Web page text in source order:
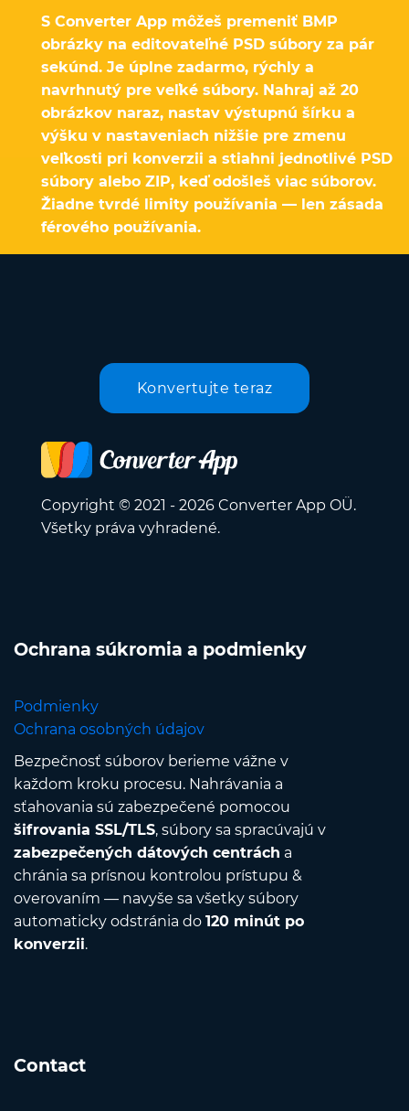
S Converter App môžeš premeniť BMP
obrázky na editovateľné PSD súbory za pár
sekúnd. Je úplne zadarmo, rýchly a
navrhnutý pre veľké súbory. Nahraj až 20
obrázkov naraz, nastav výstupnú šírku a
výšku v nastaveniach nižšie pre zmenu
veľkosti pri konverzii a stiahni jednotlivé PSD
súbory alebo ZIP, keď odošleš viac súborov.
Žiadne tvrdé limity používania — len zásada
férového používania.
Konvertujte teraz
Copyright © 2021 - 2026 Converter App OÜ.
Všetky práva vyhradené.
Ochrana súkromia a podmienky
Podmienky
Ochrana osobných údajov
Bezpečnosť súborov berieme vážne v
každom kroku procesu. Nahrávania a
sťahovania sú zabezpečené pomocou
šifrovania SSL/TLS, súbory sa spracúvajú v
zabezpečených dátových centrách a
chránia sa prísnou kontrolou prístupu &
overovaním — navyše sa všetky súbory
automaticky odstránia do 120 minút po
konverzii.
Contact